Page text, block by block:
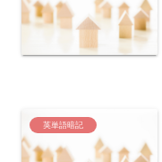
英単語暗記